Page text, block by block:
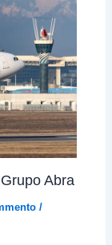
Abra
/